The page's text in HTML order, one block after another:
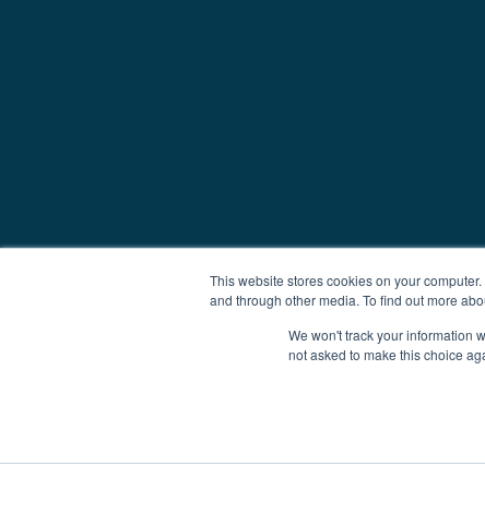
This website stores cookies on your
and through other media. To find out more
We won't track your information
not asked to make this choice